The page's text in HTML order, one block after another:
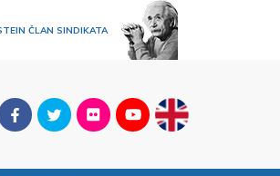
ČLAN SINDIKATA
TwitterFlickrYoutubeEnglish